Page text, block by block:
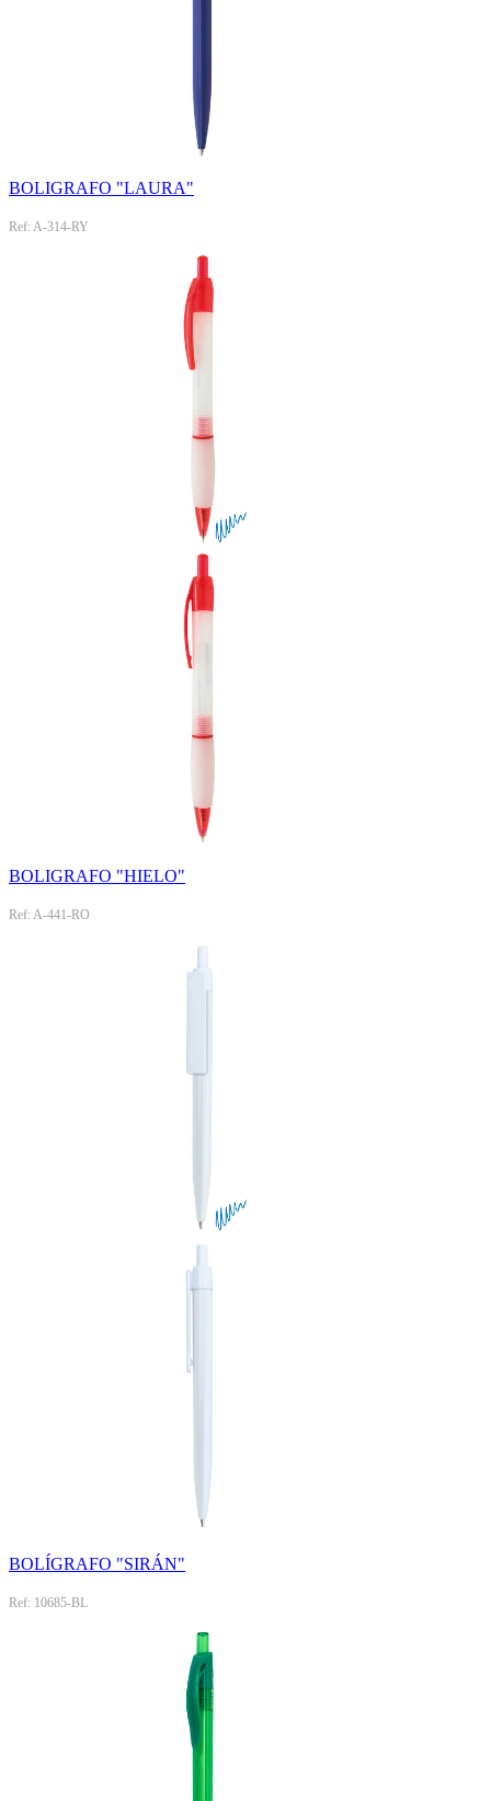
BOLIGRAFO "LAURA"
Ref: A-314-RY
BOLIGRAFO "HIELO"
Ref: A-441-RO
BOLÍGRAFO "SIRÁN"
Ref: 10685-BL